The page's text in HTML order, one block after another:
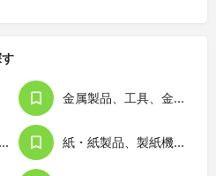
金属製品、工具、金型
精密・測定・試験機器 紙・紙製品、製紙機械、印刷・出版